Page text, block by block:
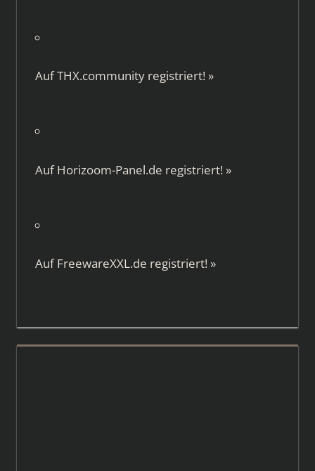
AufTHX.communityregistriert! »
AufHorizoom-Panel.de registriert! »
AufFreewareXXL.de registriert! »